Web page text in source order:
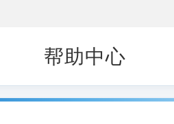
帮助中心